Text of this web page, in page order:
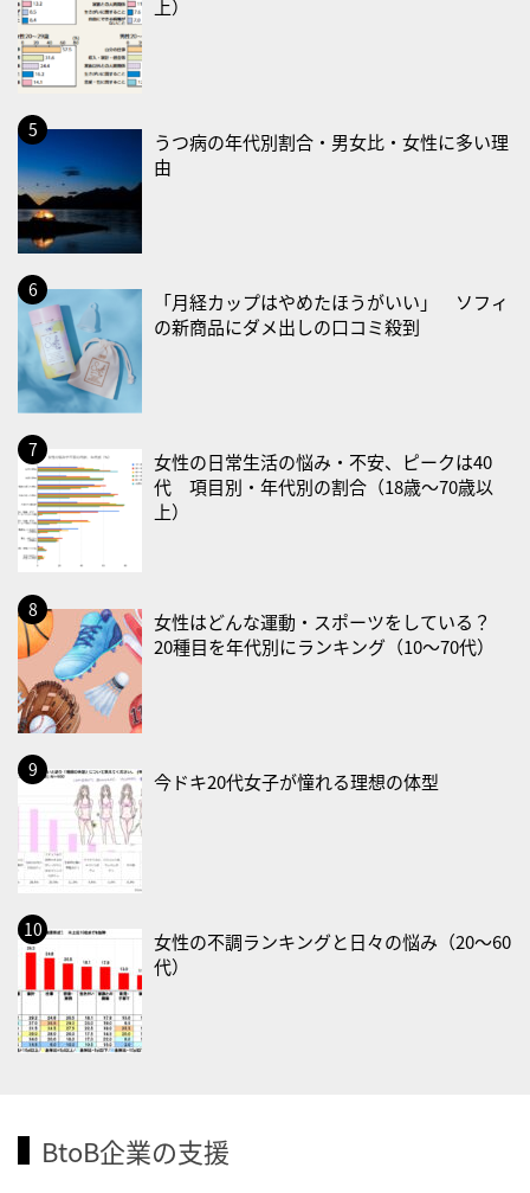
2026/08/22(土)
・禁煙の日
2026/08/23(日)
・不眠の日
・乳酸菌の日
2026/08/25(火)
・いたわり肌の日
2026/08/26(水)
・風呂の日
2026/08/29(土)
・筋肉強化の日
2026/08/30(日)
・ＥＰＡの日
2026/08/31(月)
・菜の日
2026/09/01(火)
・がん征圧月間
・世界アルツハイマー月間
・健康増進普及月間
・歯ヂカラ探究月間
・職場の健康診断実施強化月間
・大腸がん検診の日
・防災の日
・がん征圧月間
・世界アルツハイマー月間
・健康増進普及月間
・歯ヂカラ探究月間
・がん征圧月間
上）
うつ病の年代別割合・男女比・女性に多い理
由
「月経カップはやめたほうがいい」 ソフィ
の新商品にダメ出しの口コミ殺到
女性の日常生活の悩み・不安、ピークは40
代 項目別・年代別の割合（18歳〜70歳以
上）
女性はどんな運動・スポーツをしている？
20種目を年代別にランキング（10〜70代）
今ドキ20代女子が憧れる理想の体型
女性の不調ランキングと日々の悩み（20〜60
代）
BtoB企業の支援